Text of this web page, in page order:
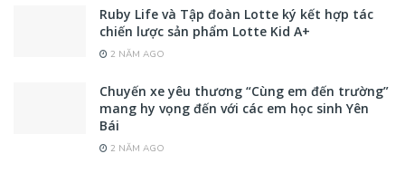
Ruby Life và Tập đoàn Lotte ký kết hợp tác
chiến lược sản phẩm Lotte Kid A+
2 NĂM AGO
Chuyến xe yêu thương “Cùng em đến trường”
mang hy vọng đến với các em học sinh Yên
Bái
2 NĂM AGO